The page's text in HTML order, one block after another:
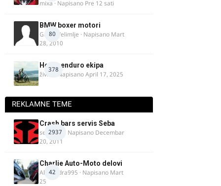
mixa · Napisano Pre 12 sati
80
BMW boxer motori
Guest Velimlje · Napisano Mart
28, 2010
378
Heavy enduro ekipa
živke · NapisanoApril 17, 2025
REKLAMNE TEME
2937
Crash bars servis Seba
seba011 · Napisano Decembar
20, 2011
42
Charlie Auto-Moto delovi
Alexandra995 · Napisano Mart
25